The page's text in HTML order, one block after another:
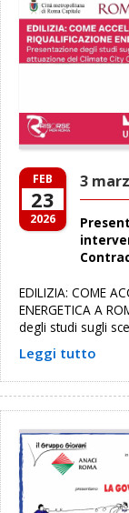
FEB
23
2026
3
EDILIZIA: COME
ENERGETICA A
degli studi sugli
Leggi tutto